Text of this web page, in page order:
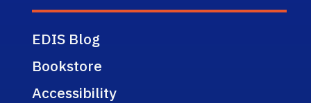
EDIS Blog
Bookstore
Accessibility